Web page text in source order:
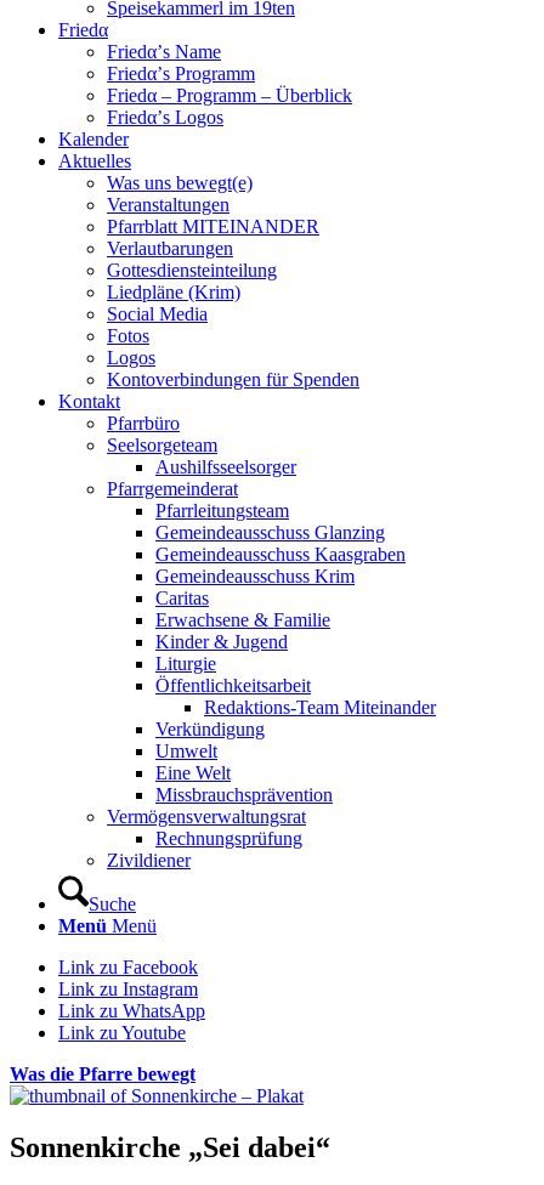
Speisekammerl im 19ten
Friedα
Friedα’s Name
Friedα’s Programm
Friedα – Programm – Überblick
Friedα’s Logos
Kalender
Aktuelles
Was uns bewegt(e)
Veranstaltungen
Pfarrblatt MITEINANDER
Verlautbarungen
Gottesdiensteinteilung
Liedpläne (Krim)
Social Media
Fotos
Logos
Kontoverbindungen für Spenden
Kontakt
Pfarrbüro
Seelsorgeteam
Aushilfsseelsorger
Pfarrgemeinderat
Pfarrleitungsteam
Gemeindeausschuss Glanzing
Gemeindeausschuss Kaasgraben
Gemeindeausschuss Krim
Caritas
Erwachsene & Familie
Kinder & Jugend
Liturgie
Öffentlichkeitsarbeit
Redaktions-Team Miteinander
Verkündigung
Umwelt
Eine Welt
Missbrauchsprävention
Vermögensverwaltungsrat
Rechnungsprüfung
Zivildiener
Suche
Menü Menü
Link zu Facebook
Link zu Instagram
Link zu WhatsApp
Link zu Youtube
Was die Pfarre bewegt
Sonnenkirche „Sei dabei“